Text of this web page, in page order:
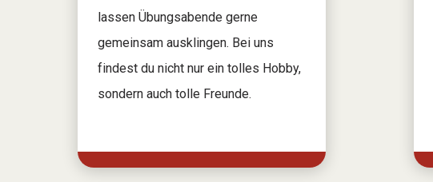
lassen Übungsabende gerne
gemeinsam ausklingen. Bei uns
findest du nicht nur ein tolles Hobby,
sondern auch tolle Freunde.